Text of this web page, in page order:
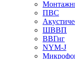
ПВС
ШВВП
ВВГнг
NYM-J